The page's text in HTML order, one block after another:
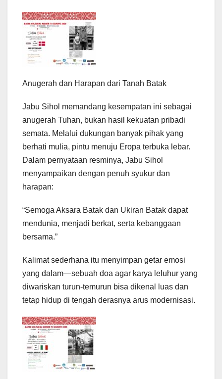
Anugerah dan Harapan dari Tanah Batak
Jabu Sihol memandang kesempatan ini sebagai
anugerah Tuhan, bukan hasil kekuatan pribadi
semata. Melalui dukungan banyak pihak yang
berhati mulia, pintu menuju Eropa terbuka lebar.
Dalam pernyataan resminya, Jabu Sihol
menyampaikan dengan penuh syukur dan
harapan:
“Semoga Aksara Batak dan Ukiran Batak dapat
mendunia, menjadi berkat, serta kebanggaan
bersama.”
Kalimat sederhana itu menyimpan getar emosi
yang dalam—sebuah doa agar karya leluhur yang
diwariskan turun-temurun bisa dikenal luas dan
tetap hidup di tengah derasnya arus modernisasi.